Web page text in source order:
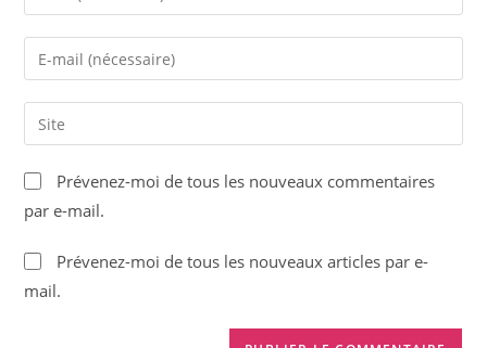
your
name
comment
Enter
your
email
address
comment
Saisir
l’URL
de
votre
site
(facultatif)
Prévenez-moi de tous les nouveaux commentaires
par e-mail.
Prévenez-moi de tous les nouveaux articles par e-
mail.